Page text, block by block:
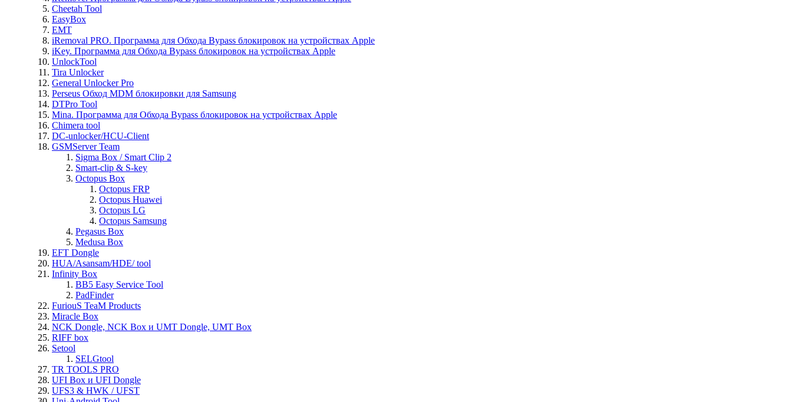
Cheetah Tool
EasyBox
EMT
iRemoval PRO. Программа для Обхода Bypass блокировок на устройствах Apple
iKey. Программа для Обхода Bypass блокировок на устройствах Apple
UnlockTool
Tira Unlocker
General Unlocker Pro
Perseus Обход MDM блокировки для Samsung
DTPro Tool
Mina. Программа для Обхода Bypass блокировок на устройствах Apple
Chimera tool
DC-unlocker/HCU-Client
GSMServer Team
Sigma Box / Smart Clip 2
Smart-clip & S-key
Octopus Box
Octopus FRP
Octopus Huawei
Octopus LG
Octopus Samsung
Pegasus Box
Medusa Box
EFT Dongle
HUA/Asansam/HDE/ tool
Infinity Box
BB5 Easy Service Tool
PadFinder
FuriouS TeaM Products
Miracle Box
NCK Dongle, NCK Box и UMT Dongle, UMT Box
RIFF box
Setool
SELGtool
TR TOOLS PRO
UFI Box и UFI Dongle
UFS3 & HWK / UFST